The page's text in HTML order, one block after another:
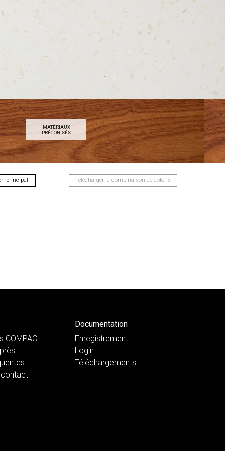
MATÉRIAUX
PRÉCONISÉS
principal Télécharger la combinaison de coloris
COMPAC
contact
Documentation
Enregistrement
Login
Téléchargements